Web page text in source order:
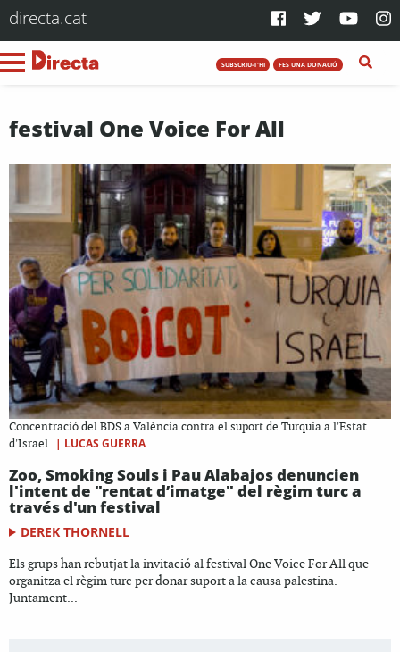
directa.cat
SUBSCRIU-T'HI FES UNA DONACIÓ
festival One Voice For All
Concentració del BDS a València contra el suport de Turquia a l'Estat
d'Israel
| LUCAS GUERRA
Zoo, Smoking Souls i Pau Alabajos denuncien
l'intent de "rentat d’imatge" del règim turc a
través d'un festival
DEREK THORNELL
Els grups han rebutjat la invitació al festival One Voice For All que
organitza el règim turc per donar suport a la causa palestina.
Juntament...